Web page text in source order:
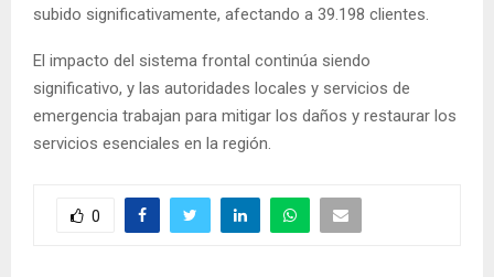
subido significativamente, afectando a 39.198 clientes.
El impacto del sistema frontal continúa siendo
significativo, y las autoridades locales y servicios de
emergencia trabajan para mitigar los daños y restaurar los
servicios esenciales en la región.
0